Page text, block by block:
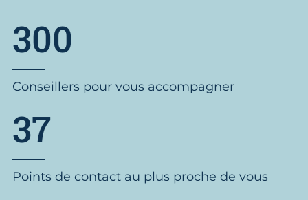
300
Conseillers pour vous accompagner
37
Points de contact au plus proche de vous